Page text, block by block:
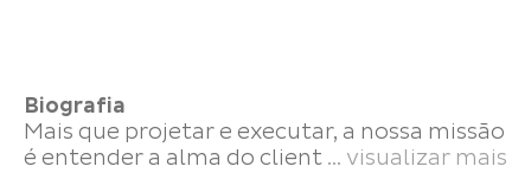
Biografia
Mais que projetar e executar, a nossa missão
é entender a alma do cliente de tal forma
... visualizar mais